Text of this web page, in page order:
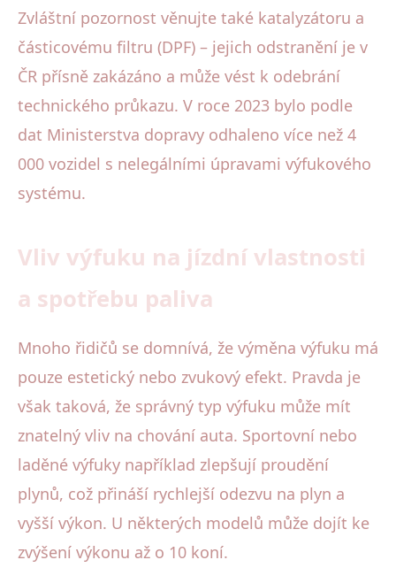
Zvláštní pozornost věnujte také katalyzátoru a
částicovému filtru (DPF) – jejich odstranění je v
ČR přísně zakázáno a může vést k odebrání
technického průkazu. V roce 2023 bylo podle
dat Ministerstva dopravy odhaleno více než 4
000 vozidel s nelegálními úpravami výfukového
systému.
Vliv výfuku na jízdní vlastnosti
a spotřebu paliva
Mnoho řidičů se domnívá, že výměna výfuku má
pouze estetický nebo zvukový efekt. Pravda je
však taková, že správný typ výfuku může mít
znatelný vliv na chování auta. Sportovní nebo
laděné výfuky například zlepšují proudění
plynů, což přináší rychlejší odezvu na plyn a
vyšší výkon. U některých modelů může dojít ke
zvýšení výkonu až o 10 koní.